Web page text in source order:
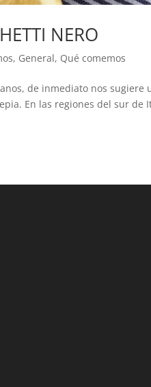
NERO
, General, Qué comemos
de inmediato nos
En las regiones del sur de